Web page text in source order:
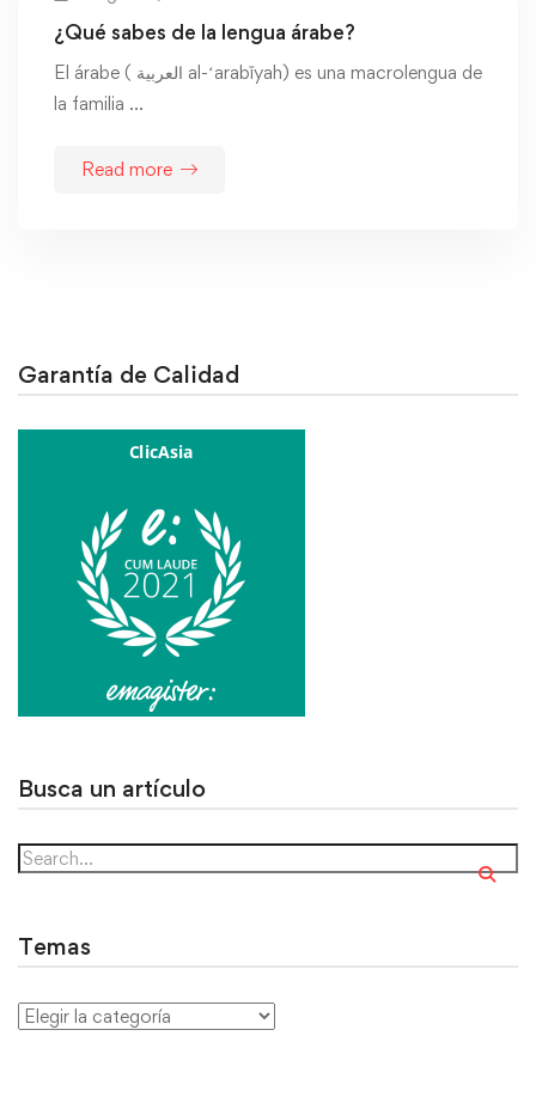
¿Qué sabes de la lengua árabe?
El árabe ( العربية al-ʻarabīyah) es una macrolengua de
la familia …
Read more
Garantía de Calidad
Busca un artículo
Temas